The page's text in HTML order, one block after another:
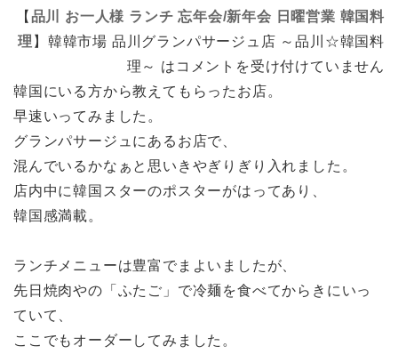
【 品川 お一人様 ランチ 忘年会/新年会 日曜営業 韓国料
理 】 韓韓市場 品川グランパサージュ店 ～品川☆韓国料
理～ は コメントを受け付けていません
韓国にいる方から教えてもらったお店。
早速いってみました。
グランパサージュにあるお店で、
混んでいるかなぁと思いきやぎりぎり入れました。
店内中に韓国スターのポスターがはってあり、
韓国感満載。
ランチメニューは豊富でまよいましたが、
先日焼肉やの「ふたご」で冷麺を食べてからきにいっ
ていて、
ここでもオーダーしてみました。